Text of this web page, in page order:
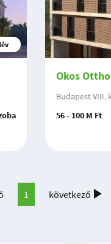
Okos
Budapest VIII.
56 - 100 M Ft
1 következő